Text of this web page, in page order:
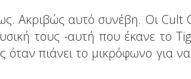
Ακριβώς αυτό συνέβη. Οι Cult
τους -αυτή που έκανε το
όταν πιάνει το μικρόφωνο για